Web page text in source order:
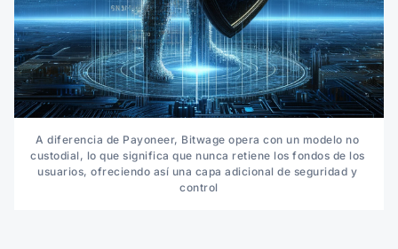
A diferencia de Payoneer, Bitwage opera con un modelo no
custodial, lo que significa que nunca retiene los fondos de los
usuarios, ofreciendo así una capa adicional de seguridad y
control